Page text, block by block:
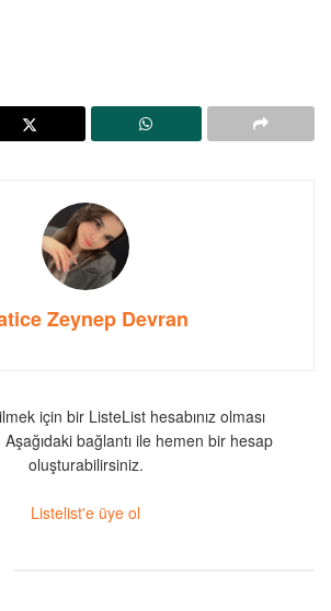
Zeynep Devran
için bir ListeList hesabınız olması
bağlantı ile hemen bir hesap
oluşturabilirsiniz.
Listelist'e üye ol